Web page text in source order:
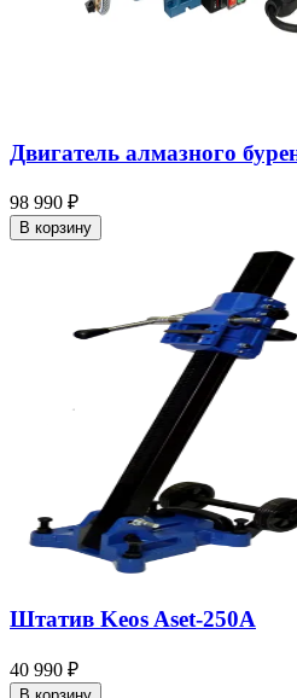
Двигатель алмазного
98 990 ₽
В корзину
Штатив Keos Aset-250A
40 990 ₽